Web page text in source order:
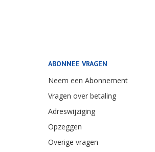
ABONNEE VRAGEN
Neem een Abonnement
Vragen over betaling
Adreswijziging
Opzeggen
Overige vragen